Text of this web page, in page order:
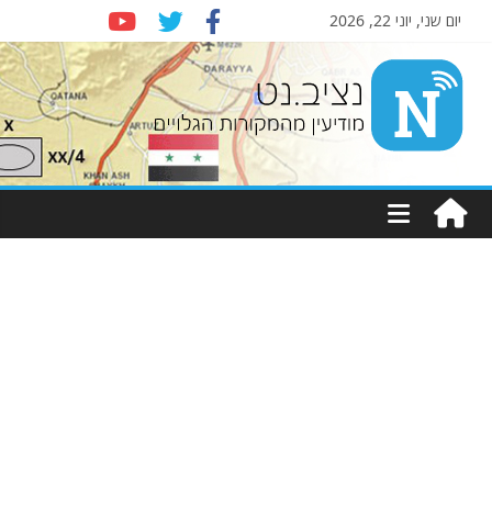
יום שני, יוני 22, 2026
Nziv.net
מודיעין
מהמקורות